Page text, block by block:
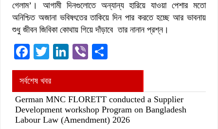
গেলাম’। আগামী দিনগুলোতে অন্যান্য হারিয়ে যাওয়া পেশার মতো
অনিশ্চিত অজানা ভবিষৎতের তাকিয়ে দিন পার করতে হচ্ছে আর ভাবনায়
শুধু জীবন জিবিকা কোথায় গিয়ে দাঁড়াবে তার নানান প্রশ্ন।
Facebook
TwitterLinkedIn
Viber
সর্বশেষ খবর
German MNC FLORETT conducted a Supplier
Development workshop Program on Bangladesh
Labour Law (Amendment) 2026